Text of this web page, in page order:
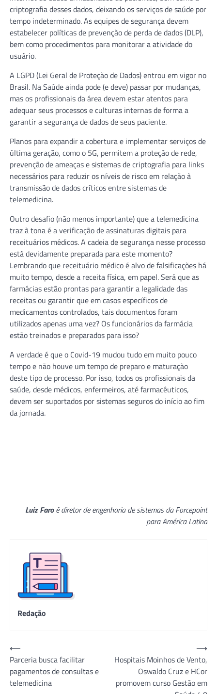
criptografia desses dados, deixando os serviços de saúde por
tempo indeterminado. As equipes de segurança devem
estabelecer políticas de prevenção de perda de dados (DLP),
bem como procedimentos para monitorar a atividade do
usuário.
A LGPD (Lei Geral de Proteção de Dados) entrou em vigor no
Brasil. Na Saúde ainda pode (e deve) passar por mudanças,
mas os profissionais da área devem estar atentos para
adequar seus processos e culturas internas de forma a
garantir a segurança de dados de seus paciente.
Planos para expandir a cobertura e implementar serviços de
última geração, como o 5G, permitem a proteção de rede,
prevenção de ameaças e sistemas de criptografia para links
necessários para reduzir os níveis de risco em relação à
transmissão de dados críticos entre sistemas de
telemedicina.
Outro desafio (não menos importante) que a telemedicina
traz à tona é a verificação de assinaturas digitais para
receituários médicos. A cadeia de segurança nesse processo
está devidamente preparada para este momento?
Lembrando que receituário médico é alvo de falsificações há
muito tempo, desde a receita física, em papel. Será que as
farmácias estão prontas para garantir a legalidade das
receitas ou garantir que em casos específicos de
medicamentos controlados, tais documentos foram
utilizados apenas uma vez? Os funcionários da farmácia
estão treinados e preparados para isso?
A verdade é que o Covid-19 mudou tudo em muito pouco
tempo e não houve um tempo de preparo e maturação
deste tipo de processo. Por isso, todos os profissionais da
saúde, desde médicos, enfermeiros, até farmacêuticos,
devem ser suportados por sistemas seguros do início ao fim
da jornada.
Luiz Faroé diretor de engenharia de sistemas da Forcepoint
para América Latina
Redação
Navegação
de
Post
⟵
Parceria busca facilitar
pagamentos de consultas e
telemedicina
Hospitais Moinhos de Vento,
Oswaldo Cruz e HCor
promovem curso Gestão em
⟶